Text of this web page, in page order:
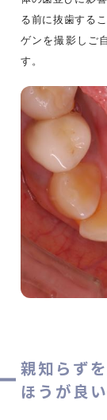
る前に抜歯する
ゲンを撮影しご
す。
親知らず
ほうが良